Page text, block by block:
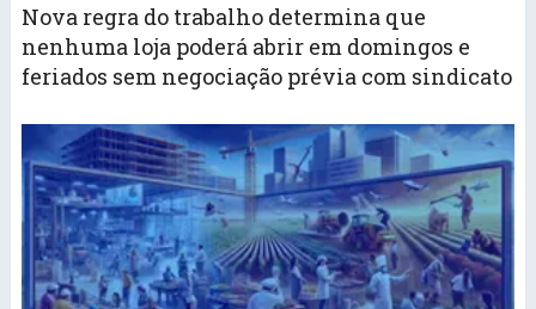
Nova regra do trabalho determina que
nenhuma loja poderá abrir em domingos e
feriados sem negociação prévia com sindicato